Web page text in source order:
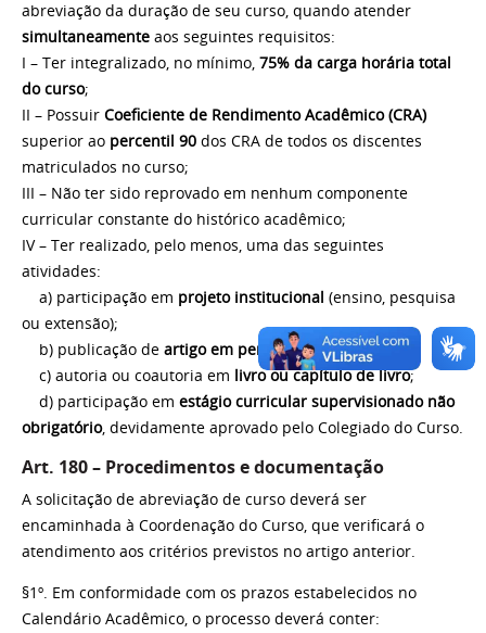
abreviação da duração de seu curso, quando atender
simultaneamente aos seguintes requisitos:
I – Ter integralizado, no mínimo, 75% da carga horária total
do curso;
II – Possuir Coeficiente de Rendimento Acadêmico (CRA)
superior ao percentil 90 dos CRA de todos os discentes
matriculados no curso;
III – Não ter sido reprovado em nenhum componente
curricular constante do histórico acadêmico;
IV – Ter realizado, pelo menos, uma das seguintes
atividades:
a) participação em projeto institucional (ensino, pesquisa
ou extensão);
b) publicação de artigo em periódico indexado;
c) autoria ou coautoria em livro ou capítulo de livro;
d) participação em estágio curricular supervisionado não
obrigatório, devidamente aprovado pelo Colegiado do Curso.
Art. 180 – Procedimentos e documentação
A solicitação de abreviação de curso deverá ser
encaminhada à Coordenação do Curso, que verificará o
atendimento aos critérios previstos no artigo anterior.
§1º. Em conformidade com os prazos estabelecidos no
Calendário Acadêmico, o processo deverá conter: